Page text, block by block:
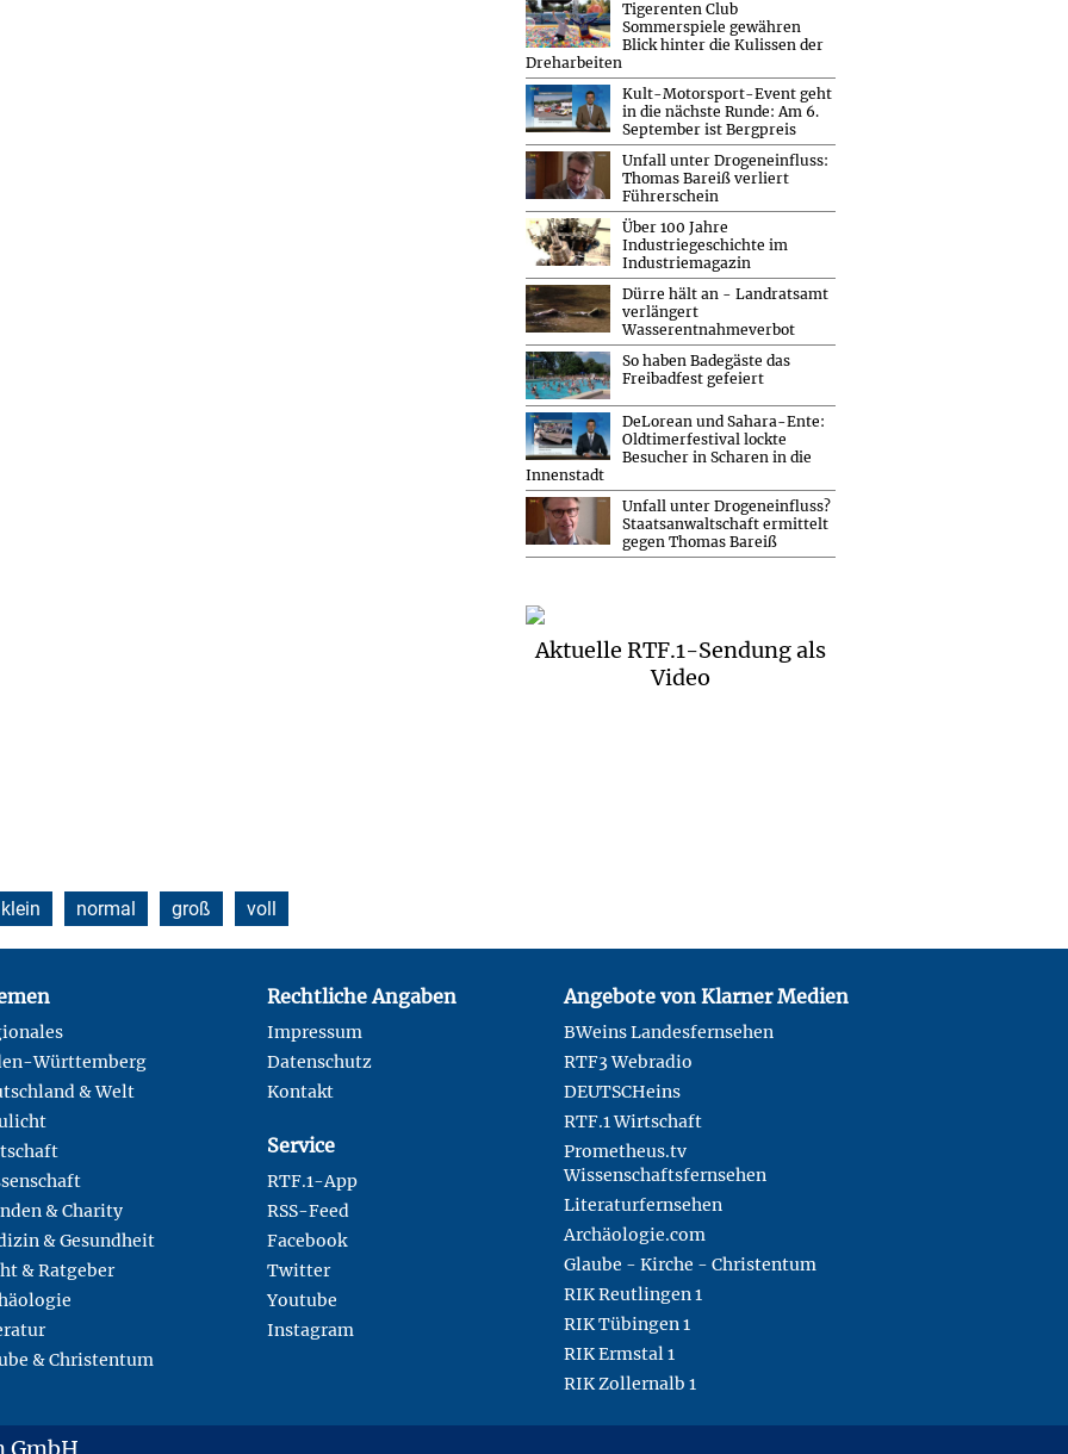
Tigerenten Club
Sommerspiele gewähren
Blick hinter die Kulissen der
Dreharbeiten
Kult-Motorsport-Event geht
in die nächste Runde: Am 6.
September ist Bergpreis
Unfall unter Drogeneinfluss:
Thomas Bareiß verliert
Führerschein
Über 100 Jahre
Industriegeschichte im
Industriemagazin
Dürre hält an - Landratsamt
verlängert
Wasserentnahmeverbot
So haben Badegäste das
Freibadfest gefeiert
DeLorean und Sahara-Ente:
Oldtimerfestival lockte
Besucher in Scharen in die
Innenstadt
Unfall unter Drogeneinfluss?
Staatsanwaltschaft ermittelt
gegen Thomas Bareiß
Aktuelle RTF.1-Sendung als
Video
klein normal groß voll
GmbH
Württemberg
& Welt
& Charity
& Gesundheit
& Ratgeber
& Christentum
Rechtliche Angaben
Impressum
Datenschutz
Kontakt
Service
RTF.1-App
RSS-Feed
Facebook
Twitter
Youtube
Instagram
Angebote von Klarner Medien
BWeins Landesfernsehen
RTF3 Webradio
DEUTSCHeins
RTF.1 Wirtschaft
Prometheus.tv
Wissenschaftsfernsehen
Literaturfernsehen
Archäologie.com
Glaube - Kirche - Christentum
RIK Reutlingen 1
RIK Tübingen 1
RIK Ermstal 1
RIK Zollernalb 1